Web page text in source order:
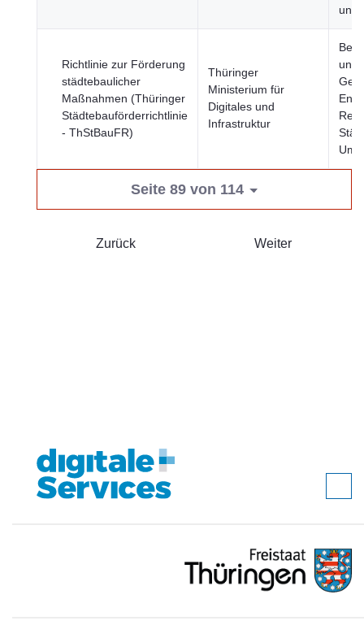
und
Richtlinie zur Förderung
städtebaulicher
Maßnahmen (Thüringer
Städtebauförderrichtlinie
- ThStBauFR)
Thüringer
Ministerium für
Digitales und
Infrastruktur
und
Seite 89 von 114
Zurück Weiter